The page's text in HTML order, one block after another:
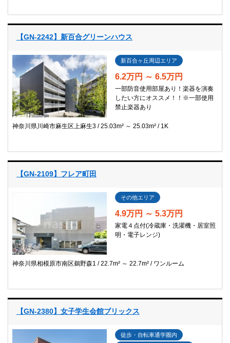
【GN-2242】新百合グリーンハウス
新百合ヶ丘周辺エリア
6.2万円 ～ 6.5万円
一部防音使用部屋あり！楽器を演奏
したい方にオススメ！！※一部使用
禁止楽器あり
神奈川県川崎市麻生区上麻生3 25.03m² ～ 25.03m² 1K
【GN-2109】フレア町田
その他エリア
4.9万円 ～ 5.3万円
家電４点付(冷蔵庫・洗濯機・居室照
明・電子レンジ)
神奈川県相模原市南区鵜野森1 22.7m² ～ 22.7m² ワンルーム
【GN-2380】女子学生会館ブリックス
徒歩・自転車通学圏内